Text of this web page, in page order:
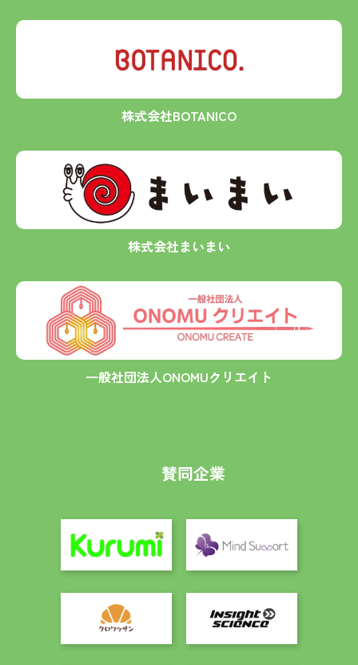
株式会社BOTANICO
株式会社まいまい
一般社団法人ONOMUクリエイト
賛同企業